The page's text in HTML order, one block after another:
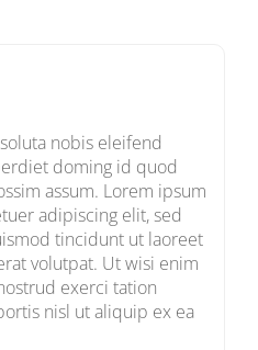
nobis eleifend
doming id quod
assum. Lorem ipsum
adipiscing elit, sed
tincidunt ut laoreet
volutpat. Ut wisi enim
exerci tation
nisl ut aliquip ex ea